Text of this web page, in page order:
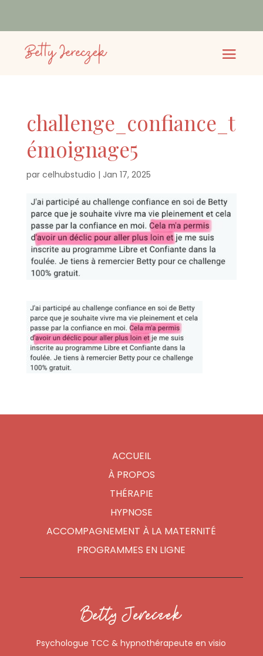
challenge_confiance_t
émoignage5
par celhubstudio | Jan 17, 2025
ACCUEIL
À PROPOS
THÉRAPIE
HYPNOSE
ACCOMPAGNEMENT À LA MATERNITÉ
PROGRAMMES EN LIGNE
Betty Jereczek
Psychologue TCC & hypnothérapeute en visio